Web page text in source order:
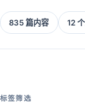
835 篇内容 12
标签筛选